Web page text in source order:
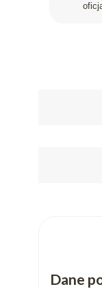
Dane